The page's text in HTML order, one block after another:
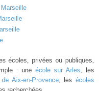
écoles, privées ou publiques,
: une école sur Arles, les
Aix-en-Provence, lesécoles